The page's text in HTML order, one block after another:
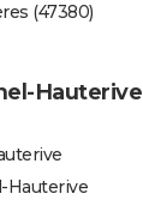
(47380)
Hauterive
Hauterive